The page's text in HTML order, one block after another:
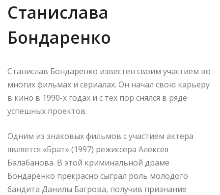
Станислава
Бондаренко
Станислав Бондаренко известен своим участием во
многих фильмах и сериалах. Он начал свою карьеру
в кино в 1990-х годах и с тех пор снялся в ряде
успешных проектов.
Одним из знаковых фильмов с участием актера
является «Брат» (1997) режиссера Алексея
Балабанова. В этой криминальной драме
Бондаренко прекрасно сыграл роль молодого
бандита Данилы Багрова, получив признание